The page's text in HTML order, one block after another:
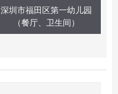
深圳市福田区第一幼儿园
（餐厅、卫生间）